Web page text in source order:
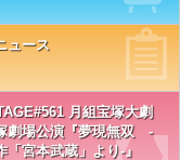
ュース
月組宝塚大劇
劇場公演『夢現無双 -
「宮本武蔵」より-』